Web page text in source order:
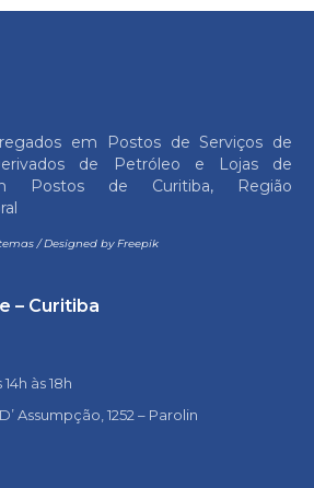
em Postos de Serviços de
de Petróleo e Lojas de
Postos de Curitiba, Região
/Designed by Freepik
– Curitiba
às 18h
Assumpção, 1252 – Parolin